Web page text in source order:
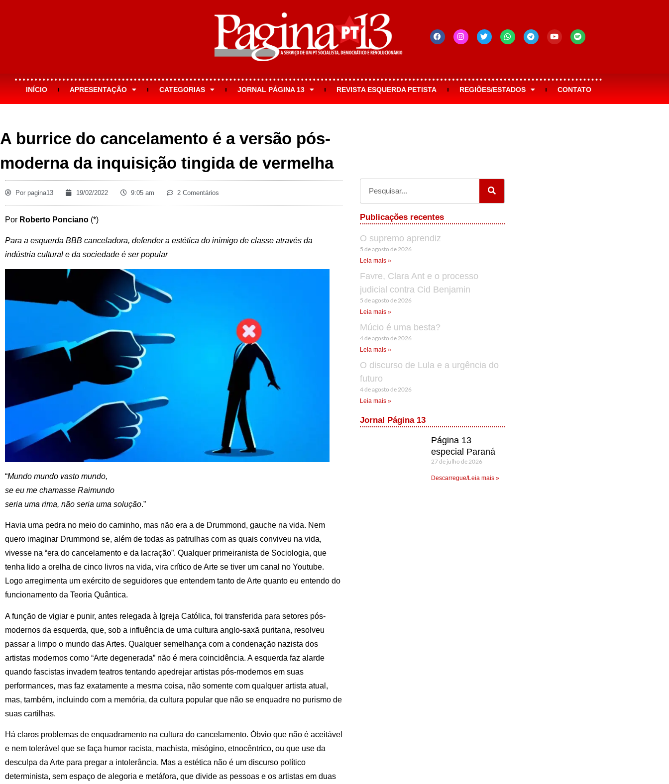
INÍCIO APRESENTAÇÃO CATEGORIAS JORNAL PÁGINA 13 REVISTA ESQUERDA PETISTA REGIÕES/ESTADOS CONTATO
A burrice do cancelamento é a versão pós-
moderna da inquisição tingida de vermelha
Por pagina13 19/02/2022 9:05 am 2 Comentários
Por Roberto Ponciano (*)
Para a esquerda BBB canceladora, defender a estética do inimigo de classe através da
indústria cultural e da sociedade é ser popular
“Mundo mundo vasto mundo,
se eu me chamasse Raimundo
seria uma rima, não seria uma solução.”
Havia uma pedra no meio do caminho, mas não era a de Drummond, gauche na vida. Nem
quero imaginar Drummond se, além de todas as patrulhas com as quais conviveu na vida,
vivesse na “era do cancelamento e da lacração”. Qualquer primeiranista de Sociologia, que
tenha lido a orelha de cinco livros na vida, vira crítico de Arte se tiver um canal no Youtube.
Logo arregimenta um exército de seguidores que entendem tanto de Arte quanto eu entendo do
funcionamento da Teoria Quântica.
A função de vigiar e punir, antes relegada à Igreja Católica, foi transferida para setores pós-
modernos da esquerda, que, sob a influência de uma cultura anglo-saxã puritana, resolveu
passar a limpo o mundo das Artes. Qualquer semelhança com a condenação nazista dos
artistas modernos como “Arte degenerada” não é mera coincidência. A esquerda faz alarde
quando fascistas invadem teatros tentando apedrejar artistas pós-modernos em suas
performances, mas faz exatamente a mesma coisa, não somente com qualquer artista atual,
mas, também, incluindo com a memória, da cultura popular que não se enquadre no purismo de
suas cartilhas.
Há claros problemas de enquadramento na cultura do cancelamento. Óbvio que não é aceitável
e nem tolerável que se faça humor racista, machista, misógino, etnocêntrico, ou que use da
desculpa da Arte para pregar a intolerância. Mas a estética não é um discurso político
determinista, sem espaço de alegoria e metáfora, que divide as pessoas e os artistas em duas
Publicações recentes
O supremo aprendiz
5 de agosto de 2026
Leia mais »
Favre, Clara Ant e o processo
judicial contra Cid Benjamin
5 de agosto de 2026
Leia mais »
Múcio é uma besta?
4 de agosto de 2026
Leia mais »
O discurso de Lula e a urgência do
futuro
4 de agosto de 2026
Leia mais »
Jornal Página 13
Página 13
especial Paraná
27 de julho de 2026
Descarregue/Leia mais »